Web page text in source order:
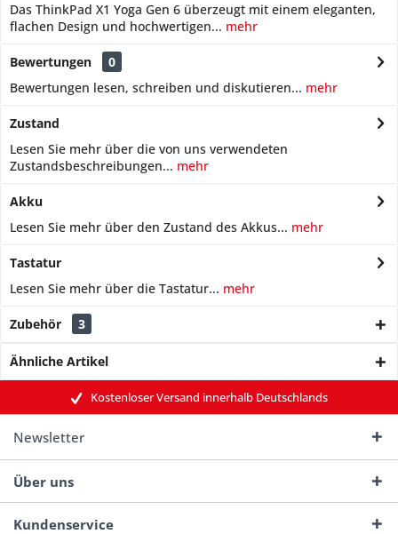
Das ThinkPad X1 Yoga Gen 6 überzeugt mit einem eleganten,
flachen Design und hochwertigen... mehr
Bewertungen
0
Bewertungen lesen, schreiben und diskutieren... mehr
Zustand
Lesen Sie mehr über die von uns verwendeten
Zustandsbeschreibungen... mehr
Akku
Lesen Sie mehr über den Zustand des Akkus... mehr
Tastatur
Lesen Sie mehr über die Tastatur... mehr
Zubehör 3
Ähnliche Artikel
Kostenloser Versand innerhalb Deutschlands
Newsletter
Über uns
Kundenservice